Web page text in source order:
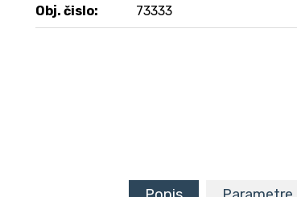
Obj. čislo: 73333